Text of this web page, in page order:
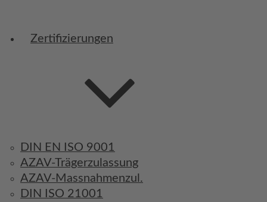
Zertifizierungen
DIN EN ISO 9001
AZAV-Trägerzulassung
AZAV-Massnahmenzul.
DIN ISO 21001